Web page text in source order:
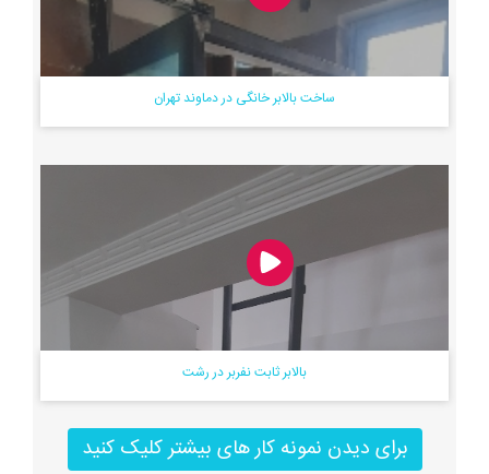
ساخت بالابر خانگی در دماوند تهران
بالابر ثابت نفربر در رشت
برای دیدن نمونه کار های بیشتر کلیک کنید